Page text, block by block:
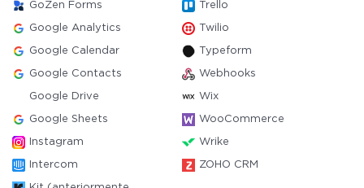
GoZen Forms Trello
Google Analytics Twilio
Google Calendar Typeform
Google Contacts Webhooks
Google Drive Wix
Google Sheets WooCommerce
Instagram Wrike
Intercom ZOHO CRM